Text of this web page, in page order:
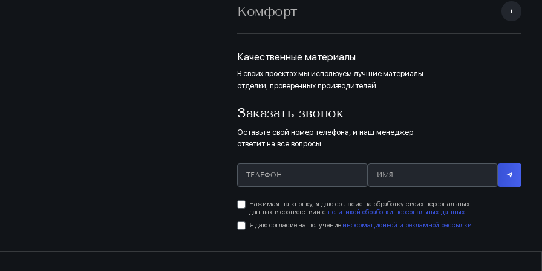
Комфорт
Качественные материалы
В своих проектах мы используем лучшие материалы
отделки, проверенных производителей
Заказать звонок
Оставьте свой номер телефона, и наш менеджер
ответит на все вопросы
Нажимая на кнопку, я даю согласие на обработку своих персональных
данных в соответствии с политикой обработки персональных данных
Я даю согласие на получение информационной и рекламной рассылки